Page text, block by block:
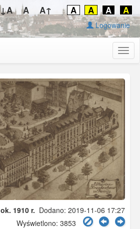
↓A A A↑ A A A A
Logowanie
ok. 1910 r. Dodano: 2019-11-06 17:27
Wyświetlono: 3853